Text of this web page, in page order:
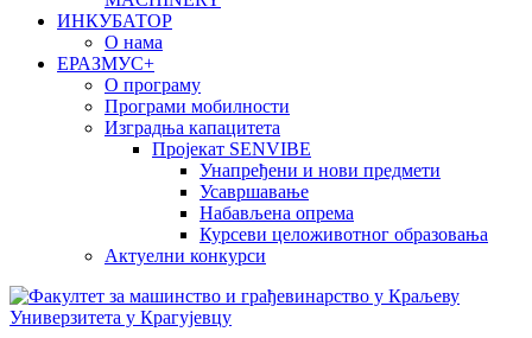
ИНКУБАТОР
О нама
EРАЗМУС+
О програму
Програми мобилности
Изградња капацитета
Пројекат SENVIBE
Унапређени и нови предмети
Усавршавање
Набављена опрема
Курсеви целоживотног образовања
Актуелни конкурси